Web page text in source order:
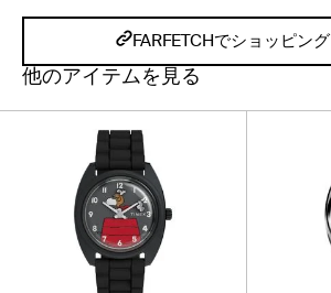
FARFETCHでショッピン
他のアイテムを見る